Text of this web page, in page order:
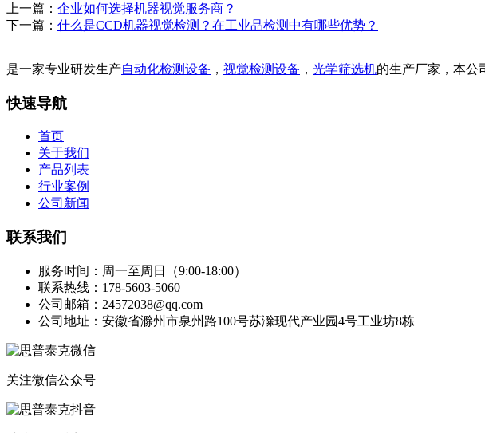
上一篇： 企业如何选择机器视觉服务商？
下一篇： 什么是CCD机器视觉检测？在工业品检测中有哪些优势？
是一家专业研发生产自动化检测设备 ， 视觉检测设备 ， 光学筛选机的生产厂家，本公
快速导航
首页
关于我们
产品列表
行业案例
公司新闻
联系我们
服务时间：周一至周日（9:00-18:00）
联系热线：178-5603-5060
公司邮箱：24572038@qq.com
公司地址：安徽省滁州市泉州路100号苏滁现代产业园4号工业坊8栋
关注微信公众号